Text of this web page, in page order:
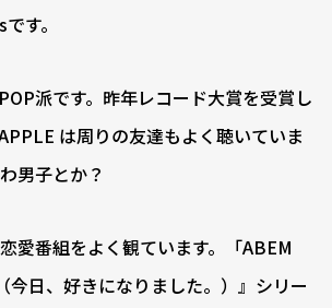
す。
派です。昨年レコード大賞を受賞し
は周りの友達もよく聴いていま
男子とか？
愛番組をよく観ています。「ABEM
今日、好きになりました。）』シリー